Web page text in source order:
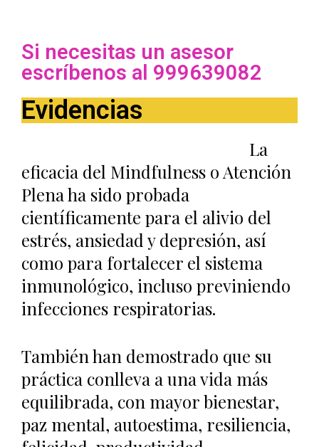
Si necesitas un asesor
escríbenos al 999639082
Evidencias
La
eficacia del Mindfulness o Atención
Plena ha sido probada
científicamente para el alivio del
estrés, ansiedad y depresión, así
como para fortalecer el sistema
inmunológico, incluso previniendo
infecciones respiratorias.
También han demostrado que su
práctica conlleva a una vida más
equilibrada, con mayor bienestar,
paz mental, autoestima, resiliencia,